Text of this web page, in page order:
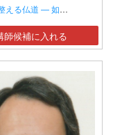
る仏道 — 如実知自心 —】
師候補に入れる